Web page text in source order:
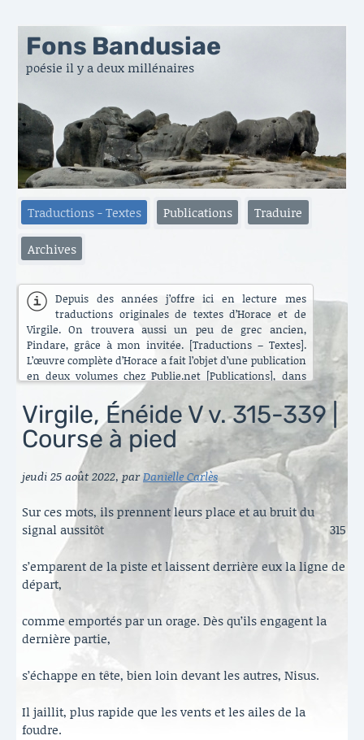
Fons Bandusiae
poésie il y a deux millénaires
Traductions - Textes Publications Traduire
Archives
Depuis des années j’offre ici en lecture mes
traductions originales de textes d’Horace et de
Virgile. On trouvera aussi un peu de grec ancien,
Pindare, grâce à mon invitée. [Traductions – Textes].
L’œuvre complète d’Horace a fait l’objet d’une publication
en deux volumes chez Publie.net [Publications], dans
encore d’autres traductions que celles que vous pouvez
lire ici. C’est maintenant l’Énéide qui est chantier. Le
besoin de mettre ma longue pratique en perspective
s’est accru ces dernières années [Traduire]. La rubrique
est nouvelle. Elle va s’enrichir peu à peu. Il y a aussi de
belles surprises, des échanges contemporains et des
haïku en latin sous le titre austère des [Archives].
Virgile, Énéide V v. 315-339 |
Course à pied
jeudi 25 août 2022, parDanielle Carlès
Sur ces mots, ils prennent leurs place et au bruit du
signal aussitôt
315
s’emparent de la piste et laissent derrière eux la ligne de
départ,
comme emportés par un orage. Dès qu’ils engagent la
dernière partie,
s’échappe en tête, bien loin devant les autres, Nisus.
Il jaillit, plus rapide que les vents et les ailes de la
foudre.